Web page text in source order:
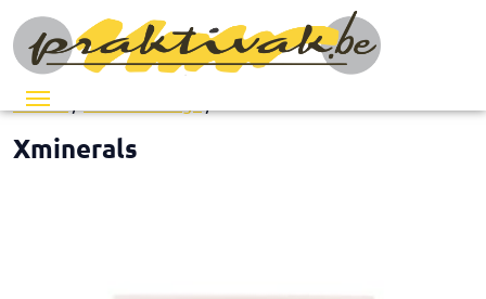
Menu
Accueil
Xminerals